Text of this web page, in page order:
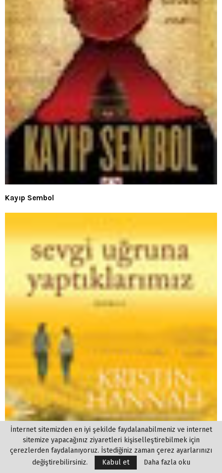
Kayıp Sembol
İnternet sitemizden en iyi şekilde faydalanabilmeniz ve internet
sitemize yapacağınız ziyaretleri kişiselleştirebilmek için
çerezlerden faydalanıyoruz. İstediğiniz zaman çerez ayarlarınızı
değiştirebilirsiniz.
Kabul et Daha fazla oku